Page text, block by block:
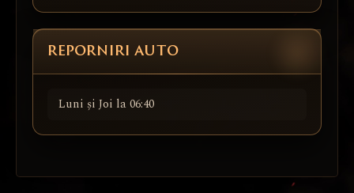
REPORNIRI AUTO
Luni și Joi la 06:40